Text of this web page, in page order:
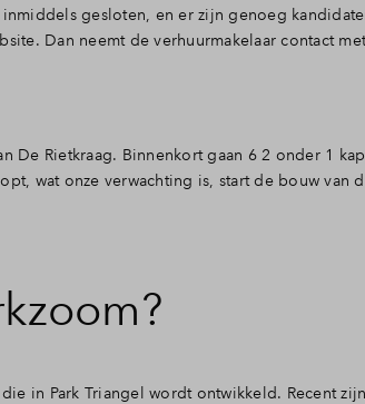
gesloten, en er zijn genoeg
Dan neemt de verhuurmakelaar contact
De Rietkraag. Binnenkort gaan 6 2 onder 1
wat onze verwachting is, start de bouw van
in Park Triangel wordt ontwikkeld. Recent